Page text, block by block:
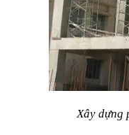
Xây dựng